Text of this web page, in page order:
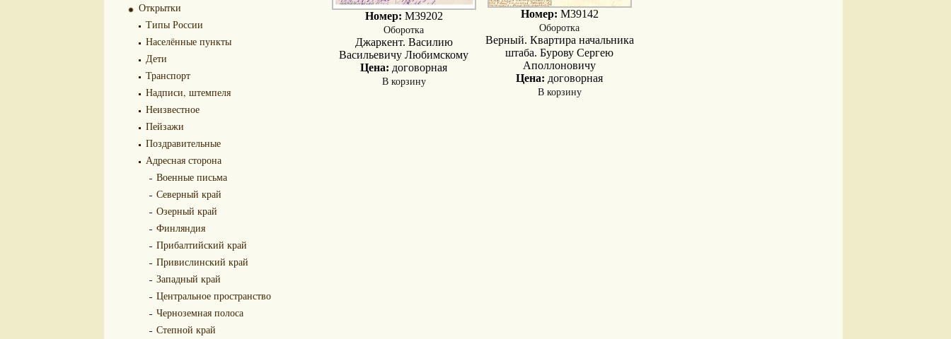
Открытки
Типы России
Населённые пункты
Дети
Транспорт
Надписи, штемпеля
Неизвестное
Пейзажи
Поздравительные
Адресная сторона
Военные письма
Северный край
Озерный край
Финляндия
Прибалтийский край
Привислинский край
Западный край
Центральное пространство
Черноземная полоса
Степной край
Номер: M39202
Оборотка
Джаркент. Василию
Васильевичу Любимскому
Цена: договорная
В корзину
Номер: M39142
Оборотка
Верный. Квартира начальника
штаба. Бурову Сергею
Аполлоновичу
Цена: договорная
В корзину